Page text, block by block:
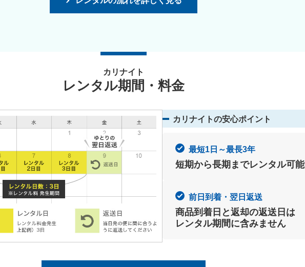
カリナイト
レンタル期間・料金
カリナイトの安心ポイント
最短1日～最長3年
短期から長期までレンタル可能
前日到着・翌日返送
商品到着日と返却の返送日は
レンタル期間に含みません